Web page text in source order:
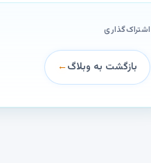
اشتراک‌گذاری
بازگشت به وبلاگ←